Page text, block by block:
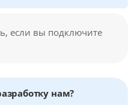
если вы подключите
нам?